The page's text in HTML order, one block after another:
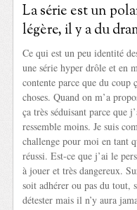
La série est un
légère, il y a du
Ce qui est un peu identité
une série hyper drôle et en
contente parce que du coup
choses. Quand on m’a
ça très séduisant parce que
ressemble moins. Je suis
challenge pour moi en tant
réussi. Est-ce que j’ai le
à jouer et très dangereux.
soit adhérer ou pas du tout,
détester mais il n’y aura